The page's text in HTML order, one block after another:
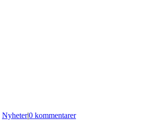
Nyheter|0 kommentarer